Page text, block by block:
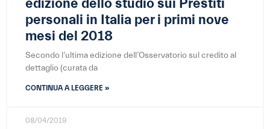
edizione dello studio sui Prestiti
personali in Italia per i primi nove
mesi del 2018
Secondo l’ultima edizione dell’Osservatorio sul credito al
dettaglio (curata da
CONTINUA A LEGGERE »
08/04/2019